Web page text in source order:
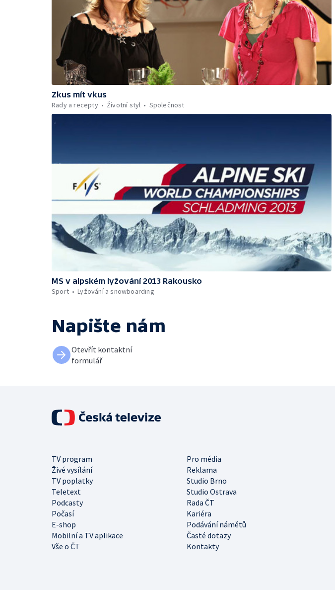
Zkus mít vkus
Rady a recepty
Životní styl Společnost
MS v alpském lyžování 2013 Rakousko
Sport
Lyžování a snowboarding
Napište nám
Otevřít kontaktní
formulář
TV program
Pro média
Živé vysílání
Reklama
TV poplatky
Studio Brno
Teletext
Studio Ostrava
Podcasty
Rada ČT
Počasí
Kariéra
E-shop
Podávání námětů
Mobilní a TV aplikace
Časté dotazy
Vše o ČT
Kontakty